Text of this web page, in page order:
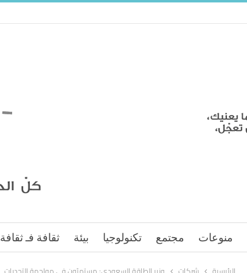
منوعات مجتمع تكنولوجيا بيئة ثقافة فـ ثقافة